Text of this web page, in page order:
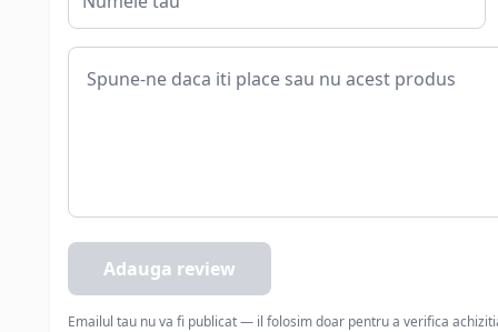
Adauga review
Emailul tau nu va fi publicat — il folosim doar pentru a verifica